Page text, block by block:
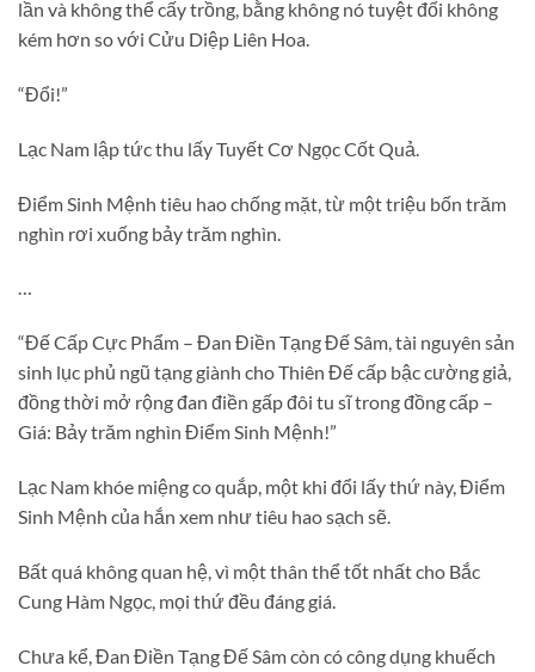
lần và không thể cấy trồng, bằng không nó tuyệt đối không
kém hơn so với Cửu Diệp Liên Hoa.
“Đổi!”
Lạc Nam lập tức thu lấy Tuyết Cơ Ngọc Cốt Quả.
Điểm Sinh Mệnh tiêu hao chống mặt, từ một triệu bốn trăm
nghìn rơi xuống bảy trăm nghìn.
…
“Đế Cấp Cực Phẩm – Đan Điền Tạng Đế Sâm, tài nguyên sản
sinh lục phủ ngũ tạng giành cho Thiên Đế cấp bậc cường giả,
đồng thời mở rộng đan điền gấp đôi tu sĩ trong đồng cấp –
Giá: Bảy trăm nghìn Điểm Sinh Mệnh!”
Lạc Nam khóe miệng co quắp, một khi đổi lấy thứ này, Điểm
Sinh Mệnh của hắn xem như tiêu hao sạch sẽ.
Bất quá không quan hệ, vì một thân thể tốt nhất cho Bắc
Cung Hàm Ngọc, mọi thứ đều đáng giá.
Chưa kể, Đan Điền Tạng Đế Sâm còn có công dụng khuếch